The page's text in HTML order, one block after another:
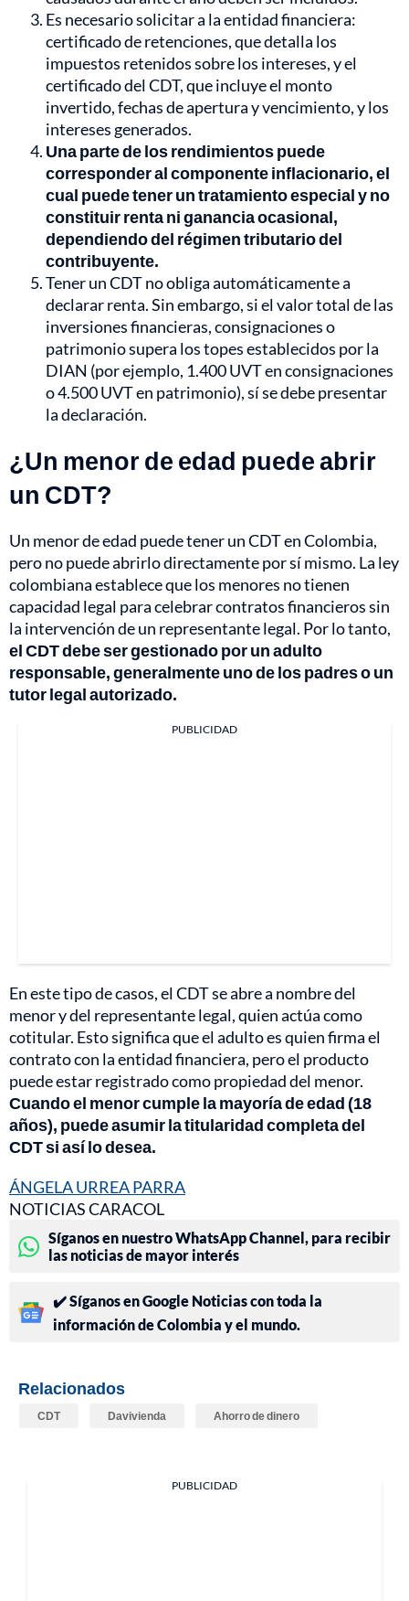
Es necesario solicitar a la entidad financiera:
certificado de retenciones, que detalla los
impuestos retenidos sobre los intereses, y el
certificado del CDT, que incluye el monto
invertido, fechas de apertura y vencimiento, y los
intereses generados.
Una parte de los rendimientos puede
corresponder al componente inflacionario, el
cual puede tener un tratamiento especial y no
constituir renta ni ganancia ocasional,
dependiendo del régimen tributario del
contribuyente.
Tener un CDT no obliga automáticamente a
declarar renta. Sin embargo, si el valor total de las
inversiones financieras, consignaciones o
patrimonio supera los topes establecidos por la
DIAN (por ejemplo, 1.400 UVT en consignaciones
o 4.500 UVT en patrimonio), sí se debe presentar
la declaración.
¿Un menor de edad puede abrir
un CDT?
Un menor de edad puede tener un CDT en Colombia,
pero no puede abrirlo directamente por sí mismo. La ley
colombiana establece que los menores no tienen
capacidad legal para celebrar contratos financieros sin
la intervención de un representante legal. Por lo tanto,
el CDT debe ser gestionado por un adulto
responsable, generalmente uno de los padres o un
tutor legal autorizado.
PUBLICIDAD
En este tipo de casos, el CDT se abre a nombre del
menor y del representante legal, quien actúa como
cotitular. Esto significa que el adulto es quien firma el
contrato con la entidad financiera, pero el producto
puede estar registrado como propiedad del menor.
Cuando el menor cumple la mayoría de edad (18
años), puede asumir la titularidad completa del
CDT si así lo desea.
ÁNGELA URREA PARRA
NOTICIAS CARACOL
Síganos en nuestro WhatsApp Channel, para recibir
las noticias de mayor interés
✔️ Síganos en Google Noticias con toda la
información de Colombia y el mundo.
Relacionados
CDT Davivienda Ahorro de dinero
PUBLICIDAD